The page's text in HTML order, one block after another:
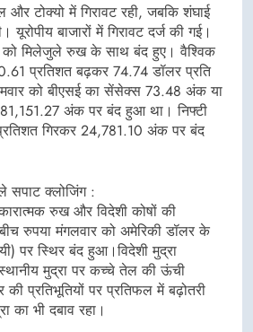
और टोक्यो में गिरावट रही, जबकि शंघाई
बाजारों में गिरावट दर्ज की गई।
को मिलेजुले रुख के साथ बंद हुए। वैश्विक
प्रतिशत बढ़कर 74.74 डॉलर प्रति
को बीएसई का सेंसेक्स 73.48 अंक या
अंक पर बंद हुआ था। निफ्टी
गिरकर 24,781.10 अंक पर बंद
सपाट क्लोजिंग :
रुख और विदेशी कोषों की
रुपया मंगलवार को अमेरिकी डॉलर के
पर स्थिर बंद हुआ।विदेशी मुद्रा
स्थानीय मुद्रा पर कच्चे तेल की ऊंची
प्रतिभूतियों पर प्रतिफल में बढ़ोतरी
का भी दबाव रहा।